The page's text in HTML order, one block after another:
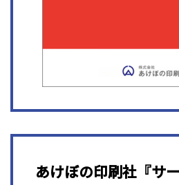
あけぼの印刷社『サ